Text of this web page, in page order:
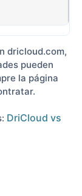
dricloud.com,
pueden
la página
DriCloud vs